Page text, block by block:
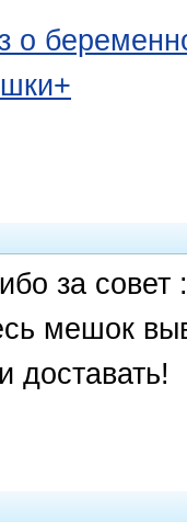
о
за
мешок
доставать!